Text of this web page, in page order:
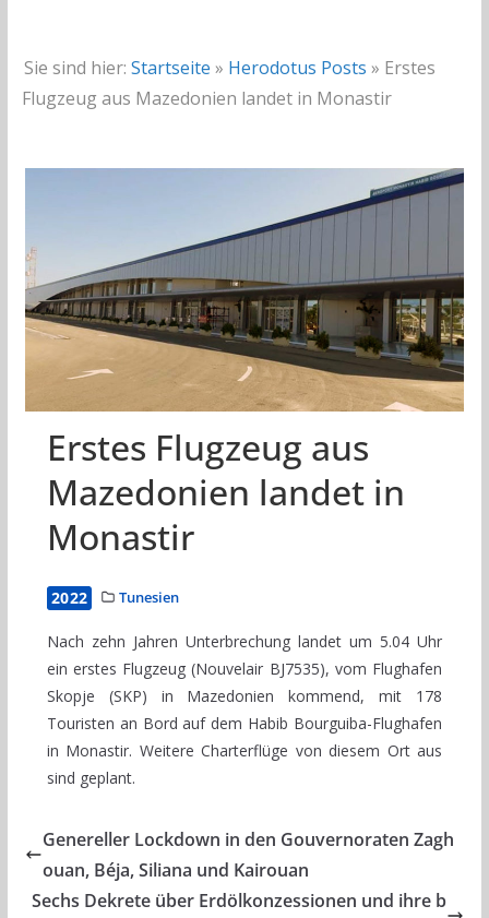
Sie sind hier: Startseite » Herodotus Posts » Erstes
Flugzeug aus Mazedonien landet in Monastir
Erstes Flugzeug aus
Mazedonien landet in
Monastir
2022 Tunesien
Nach zehn Jahren Unterbrechung landet um 5.04 Uhr
ein erstes Flugzeug (Nouvelair BJ7535), vom Flughafen
Skopje (SKP) in Mazedonien kommend, mit 178
Touristen an Bord auf dem Habib Bourguiba-Flughafen
in Monastir. Weitere Charterflüge von diesem Ort aus
sind geplant.
Genereller Lockdown in den Gouvernoraten Zagh
ouan, Béja, Siliana und Kairouan
Sechs Dekrete über Erdölkonzessionen und ihre b